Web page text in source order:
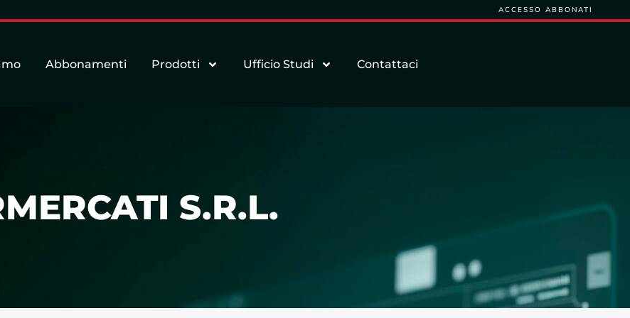
ACCESSO ABBONATI
Abbonamenti Prodotti Ufficio Studi Contattaci
S.R.L.